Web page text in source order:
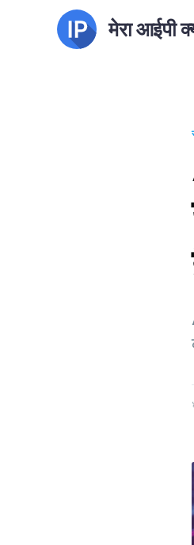
मेरा आईपी